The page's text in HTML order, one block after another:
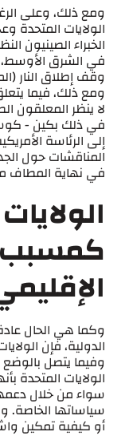
ومع ذلك، وعلى
الولايات المتحدة
الخبراء الصينيون
في الشرق الأوسط،
وقف إطلاق النار
ومع ذلك، فيما
لا ينظر المعلقون
في ذلك بكين -
إلى الرئاسة
المناقشات حول
في نهاية المطاف
كمسبب
وكما هي الحال
الدولية، فإن
وفيما يتصل
الولايات المتحدة
سواء من خلال
سياساتها
أو كيفية تمكين